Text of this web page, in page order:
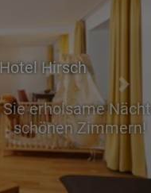
Hirsch
Nächte in unseren
Next